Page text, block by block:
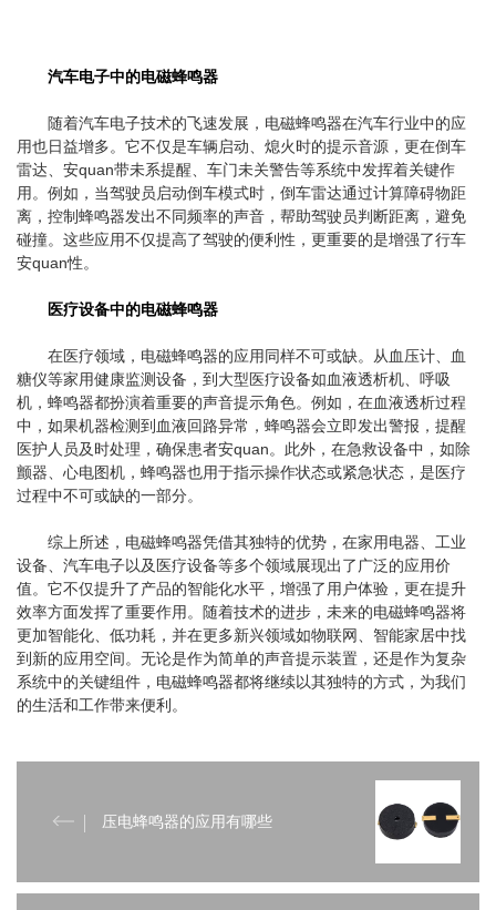
汽车电子中的电磁蜂鸣器
随着汽车电子技术的飞速发展，电磁蜂鸣器在汽车行业中的应
用也日益增多。它不仅是车辆启动、熄火时的提示音源，更在倒车
雷达、安quan带未系提醒、车门未关警告等系统中发挥着关键作
用。例如，当驾驶员启动倒车模式时，倒车雷达通过计算障碍物距
离，控制蜂鸣器发出不同频率的声音，帮助驾驶员判断距离，避免
碰撞。这些应用不仅提高了驾驶的便利性，更重要的是增强了行车
安quan性。
医疗设备中的电磁蜂鸣器
在医疗领域，电磁蜂鸣器的应用同样不可或缺。从血压计、血
糖仪等家用健康监测设备，到大型医疗设备如血液透析机、呼吸
机，蜂鸣器都扮演着重要的声音提示角色。例如，在血液透析过程
中，如果机器检测到血液回路异常，蜂鸣器会立即发出警报，提醒
医护人员及时处理，确保患者安quan。此外，在急救设备中，如除
颤器、心电图机，蜂鸣器也用于指示操作状态或紧急状态，是医疗
过程中不可或缺的一部分。
综上所述，电磁蜂鸣器凭借其独特的优势，在家用电器、工业
设备、汽车电子以及医疗设备等多个领域展现出了广泛的应用价
值。它不仅提升了产品的智能化水平，增强了用户体验，更在提升
效率方面发挥了重要作用。随着技术的进步，未来的电磁蜂鸣器将
更加智能化、低功耗，并在更多新兴领域如物联网、智能家居中找
到新的应用空间。无论是作为简单的声音提示装置，还是作为复杂
系统中的关键组件，电磁蜂鸣器都将继续以其独特的方式，为我们
的生活和工作带来便利。
压电蜂鸣器的应用有哪些